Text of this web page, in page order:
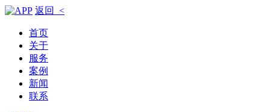
返回 <
首页
关于
服务
案例
新闻
联系